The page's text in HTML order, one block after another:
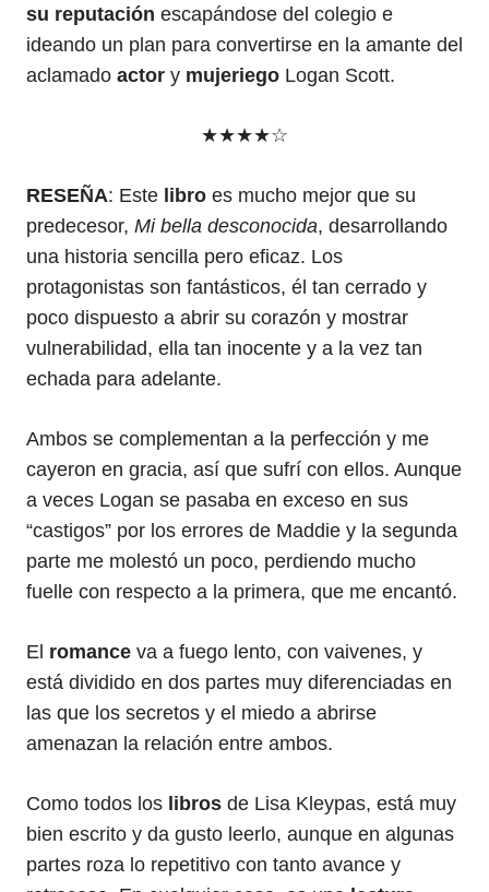
su reputación escapándose del colegio e
ideando un plan para convertirse en la amante del
aclamado actor y mujeriego Logan Scott.
★★★★☆
RESEÑA: Este libro es mucho mejor que su
predecesor, Mi bella desconocida, desarrollando
una historia sencilla pero eficaz. Los
protagonistas son fantásticos, él tan cerrado y
poco dispuesto a abrir su corazón y mostrar
vulnerabilidad, ella tan inocente y a la vez tan
echada para adelante.
Ambos se complementan a la perfección y me
cayeron en gracia, así que sufrí con ellos. Aunque
a veces Logan se pasaba en exceso en sus
“castigos” por los errores de Maddie y la segunda
parte me molestó un poco, perdiendo mucho
fuelle con respecto a la primera, que me encantó.
El romance va a fuego lento, con vaivenes, y
está dividido en dos partes muy diferenciadas en
las que los secretos y el miedo a abrirse
amenazan la relación entre ambos.
Como todos los libros de Lisa Kleypas, está muy
bien escrito y da gusto leerlo, aunque en algunas
partes roza lo repetitivo con tanto avance y